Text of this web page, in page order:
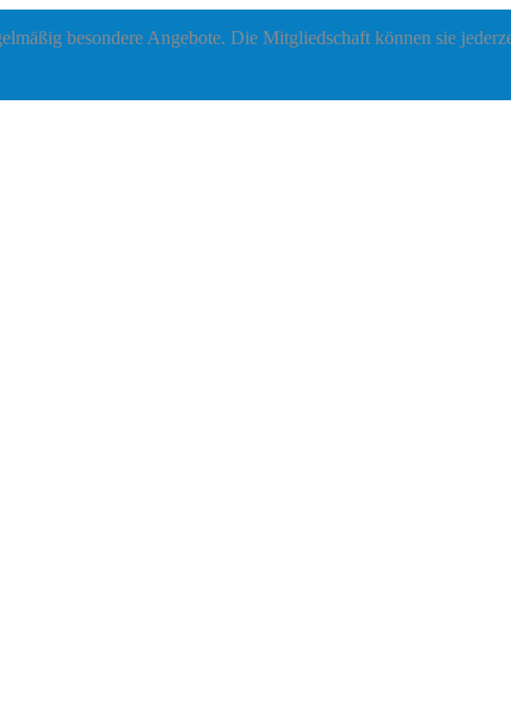
besondere Angebote. Die Mitgliedschaft können sie